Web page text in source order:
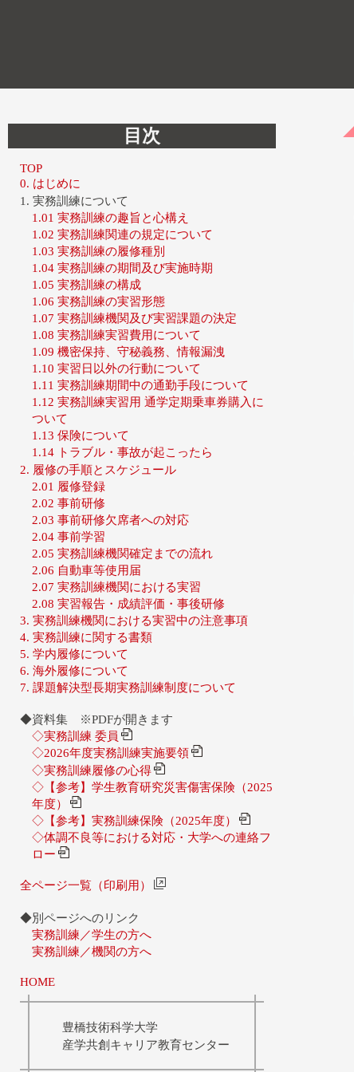
目次
TOP
0. はじめに
1. 実務訓練について
1.01 実務訓練の趣旨と心構え
1.02 実務訓練関連の規定について
1.03 実務訓練の履修種別
1.04 実務訓練の期間及び実施時期
1.05 実務訓練の構成
1.06 実務訓練の実習形態
1.07 実務訓練機関及び実習課題の決定
1.08 実務訓練実習費用について
1.09 機密保持、守秘義務、情報漏洩
1.10 実習日以外の行動について
1.11 実務訓練期間中の通勤手段について
1.12 実務訓練実習用 通学定期乗車券購入に
ついて
1.13 保険について
1.14 トラブル・事故が起こったら
2. 履修の手順とスケジュール
2.01 履修登録
2.02 事前研修
2.03 事前研修欠席者への対応
2.04 事前学習
2.05 実務訓練機関確定までの流れ
2.06 自動車等使用届
2.07 実務訓練機関における実習
2.08 実習報告・成績評価・事後研修
3. 実務訓練機関における実習中の注意事項
4. 実務訓練に関する書類
5. 学内履修について
6. 海外履修について
7. 課題解決型長期実務訓練制度について
◆資料集 ※PDFが開きます
◇実務訓練 委員
◇2026年度実務訓練実施要領
◇実務訓練履修の心得
◇【参考】学生教育研究災害傷害保険（2025
年度）
◇【参考】実務訓練保険（2025年度）
◇体調不良等における対応・大学への連絡フ
ロー
全ページ一覧（印刷用）
◆別ページへのリンク
実務訓練／学生の方へ
実務訓練／機関の方へ
HOME
豊橋技術科学大学
産学共創キャリア教育センター